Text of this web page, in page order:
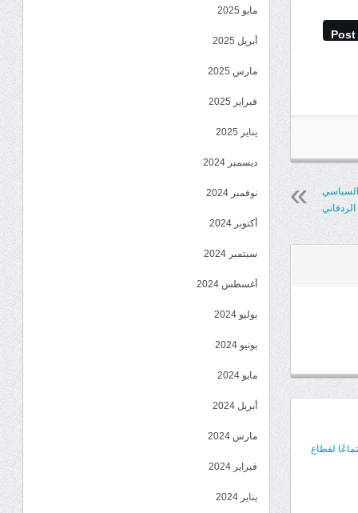
Post
السياسي
لقطاع
مايو 2025
أبريل 2025
مارس 2025
فبراير 2025
يناير 2025
ديسمبر 2024
نوفمبر 2024
أكتوبر 2024
سبتمبر 2024
أغسطس 2024
يوليو 2024
يونيو 2024
مايو 2024
أبريل 2024
مارس 2024
فبراير 2024
يناير 2024